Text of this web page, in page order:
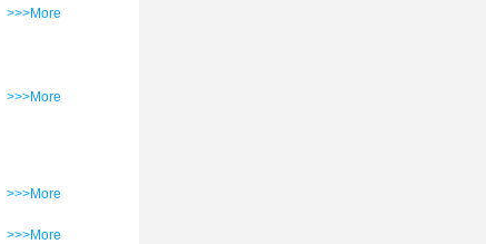
>>>More
>>>More
>>>More
>>>More